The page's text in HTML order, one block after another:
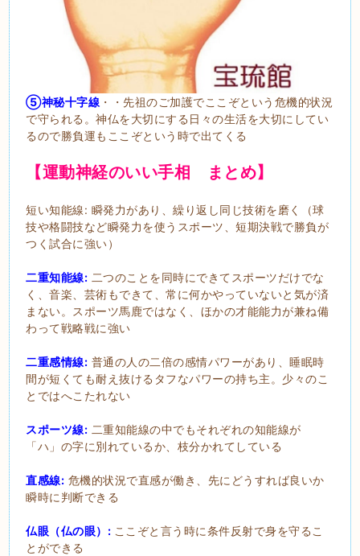
⑤神秘十字線 ・・先祖のご加護でここぞという危機的状況
で守られる。神仏を大切にする日々の生活を大切にしてい
るので勝負運もここぞという時で出てくる
【運動神経のいい手相 まとめ】
短い知能線: 瞬発力があり、繰り返し同じ技術を磨く（球
技や格闘技など瞬発力を使うスポーツ、短期決戦で勝負が
つく試合に強い）
二重知能線: 二つのことを同時にできてスポーツだけでな
く、音楽、芸術もできて、常に何かやっていないと気が済
まない。スポーツ馬鹿ではなく、ほかの才能能力が兼ね備
わって戦略戦に強い
二重感情線: 普通の人の二倍の感情パワーがあり、睡眠時
間が短くても耐え抜けるタフなパワーの持ち主。少々のこ
とではへこたれない
スポーツ線: 二重知能線の中でもそれぞれの知能線が
「ハ」の字に別れているか、枝分かれてしている
直感線: 危機的状況で直感が働き、先にどうすれば良いか
瞬時に判断できる
仏眼（仏の眼）: ここぞと言う時に条件反射で身を守るこ
とができる